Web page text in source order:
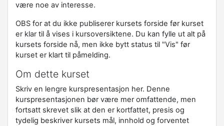
være noe av interesse.
OBS for at du ikke publiserer kursets forside før kurset
er klar til å vises i kursoversiktene. Du kan fylle ut alt på
kursets forside nå, men ikke bytt status til "Vis" før
kurset er klart til påmelding.
Om dette kurset
Skriv en lengre kurspresentasjon her. Denne
kurspresentasjonen bør være mer omfattende, men
fortsatt skrevet slik at den er kortfattet, presis og
tydelig beskriver kursets mål, innhold og forventet